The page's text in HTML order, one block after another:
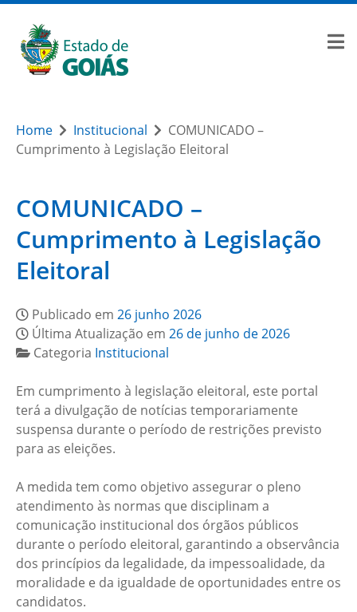
Home Institucional
COMUNICADO –
Cumprimento à Legislação Eleitoral
COMUNICADO –
Cumprimento à Legislação
Eleitoral
Publicado em 26 junho 2026
Última Atualização em 26 de junho de 2026
Categoria Institucional
Em cumprimento à legislação eleitoral, este portal
terá a divulgação de notícias temporariamente
suspensa durante o período de restrições previsto
para as eleições.
A medida tem como objetivo assegurar o pleno
atendimento às normas que disciplinam a
comunicação institucional dos órgãos públicos
durante o período eleitoral, garantindo a observância
dos princípios da legalidade, da impessoalidade, da
moralidade e da igualdade de oportunidades entre os
candidatos.